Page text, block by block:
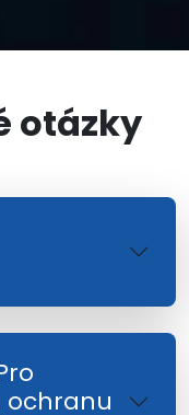
otázky
ochranu